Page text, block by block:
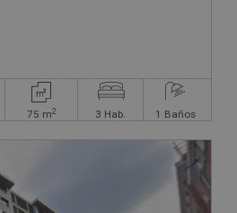
75 m2 3 Hab. 1 Baños